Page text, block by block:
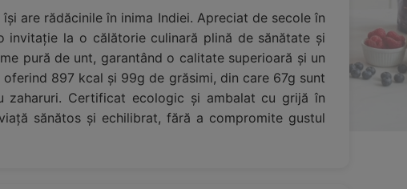
are rădăcinile în inima Indiei. Apreciat de secole în
invitație la o călătorie culinară plină de sănătate și
pură de unt, garantând o calitate superioară și un
897 kcal și 99g de grăsimi, din care 67g sunt
zaharuri. Certificat ecologic și ambalat cu grijă în
sănătos și echilibrat, fără a compromite gustul